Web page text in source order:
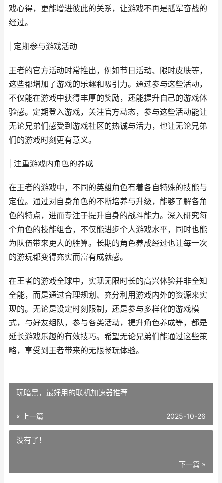
戏心得，更能增进彼此的关系，让游戏不再是孤军奋战的
经过。
| 定期参与游戏活动
王者的官方活动时常推出，例如节日活动、限时皮肤等，
这些都增加了游戏的乐趣和吸引力。通过参与这些活动，
不仅能在游戏中获得丰厚的奖励，还能提升自己的游戏体
验感。定期登入游戏，关注官方动态，参与这些活动能让
无论兄弟们感受到游戏社区的热诚与活力，也让无论兄弟
们的游戏时刻更有意义。
| 注重游戏内角色的养成
在王者的游戏中，不同的英雄角色有着各自特殊的技能与
定位。通过对自身角色的不断培养与升级，能够了解各角
色的特点，进而专注于提升自身的战斗能力。深入研究每
个角色的技能组合，不仅能进步个人游戏水平，同时也能
为队伍带来更大的胜算。长期的角色养成经过也让每一次
的游玩都变得充实而富有成就感。
在王者的游戏全球中，实现无限时长的高兴体验并非全知
全能，而是通过合理规划、充分利用游戏内外的资源来实
现的。无论是设定时刻限制，还是参与多样化的游戏模
式，与好友组队，参与各类活动，提升角色养成等，都是
延长游戏乐趣的有效技巧。希望无论兄弟们能通过这些策
略，享受到王者带来的无限畅玩体验。
玩暗黑，最好用的联机加速器推荐
« 上一篇 2025-10-26
没有了！
下一篇 »